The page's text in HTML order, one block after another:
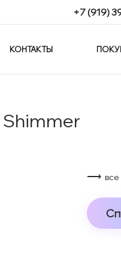
+7 (919)
+7 (919)
КОНТАКТЫ
Shimmer
⟶